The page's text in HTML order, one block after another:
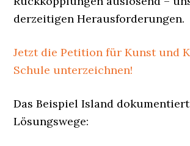
derzeitigen Herausforderungen.
Jetzt die Petition für Kunst und
Schule unterzeichnen!
Das Beispiel Island dokumentiert
Lösungswege: